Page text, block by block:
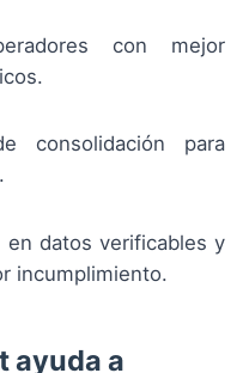
con mejor
consolidación para
en datos verificables y
incumplimiento.
ayuda a